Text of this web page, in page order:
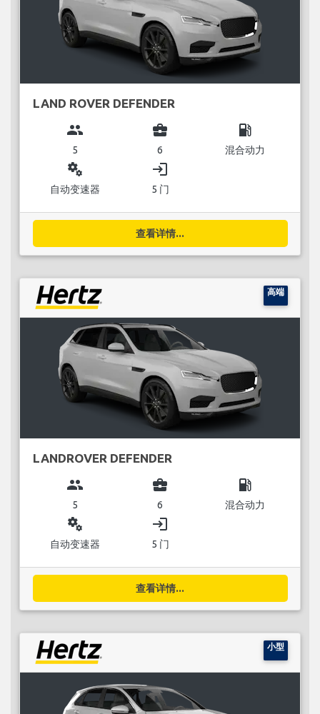
LAND ROVER DEFENDER
group
5
business_center
6
local_gas_station
混合动力
miscellaneous_services
自动变速器
login
5 门
查看详情...
高端
LANDROVER DEFENDER
group
5
business_center
6
local_gas_station
混合动力
miscellaneous_services
自动变速器
login
5 门
查看详情...
小型